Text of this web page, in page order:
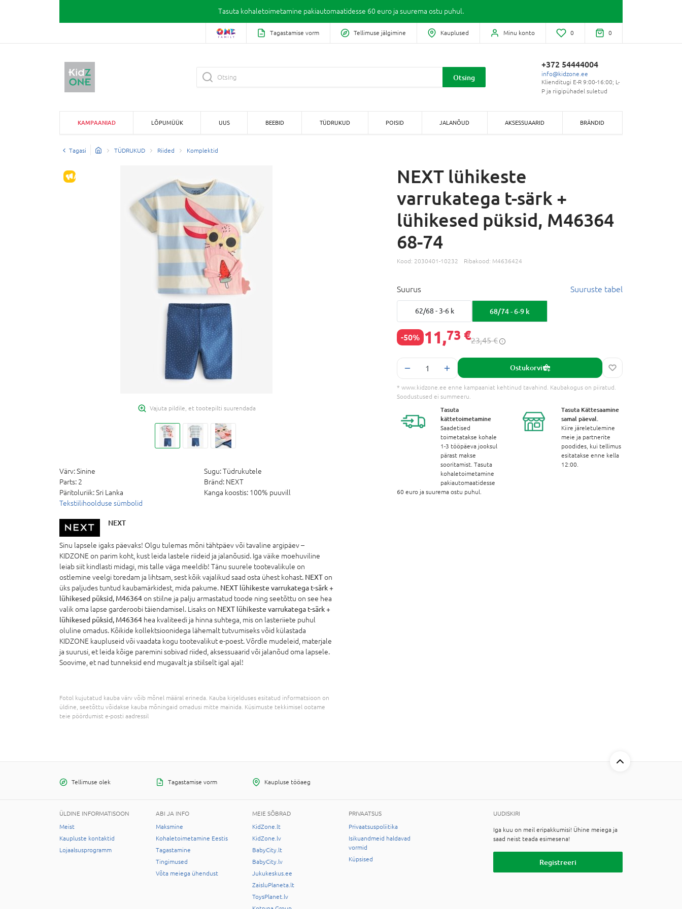
Tasuta kohaletoimetamine pakiautomaatidesse 60 euro ja suurema ostu puhul.
Tagastamise vorm Tellimuse jälgimine Kauplused Minu konto 0 0
Otsing
+372 54444004
info@kidzone.ee
Klienditugi E-R 9:00-16:00; L-
P ja riigipühadel suletud
KAMPAANIAD LÕPUMÜÜK UUS BEEBID TÜDRUKUD POISID JALANÕUD AKSESSUAARID BRÄNDID
Tagasi TÜDRUKUD Riided Komplektid
ALLAHINDLUS
Vajuta pildile, et tootepilti suurendada
Värv:Sinine Sugu:Tüdrukutele
Parts: 2 Bränd: NEXT
Päritoluriik:Sri Lanka Kanga koostis: 100% puuvill
Tekstiilihoolduse sümbolid
NEXT
Sinu lapsele igaks päevaks! Olgu tulemas mõni tähtpäev või tavaline argipäev –
KIDZONE on parim koht, kust leida lastele riideid ja jalanõusid. Iga väike moehuviline
leiab siit kindlasti midagi, mis talle väga meeldib! Tänu suurele tootevalikule on
ostlemine veelgi toredam ja lihtsam, sest kõik vajalikud saad osta ühest kohast. NEXTon
üks paljudes tuntud kaubamärkidest, mida pakume. NEXT lühikeste varrukatega t-särk +
lühikesed püksid, M46364on stiilne ja palju armastatud toode ning seetõttu on see hea
valik oma lapse garderoobi täiendamisel. Lisaks on NEXT lühikeste varrukatega t-särk +
lühikesed püksid, M46364 hea kvaliteedi ja hinna suhtega, mis on lasteriiete puhul
oluline omadus. Kõikide kollektsioonidega lähemalt tutvumiseks võid külastada
KIDZONE kaupluseid või vaadata kogu tootevalikut e-poest. Võrdle mudeleid, materjale
ja suurusi, et leida kõige paremini sobivad riided, aksessuaarid või jalanõud oma lapsele.
Soovime, et nad tunneksid end mugavalt ja stiilselt igal ajal!
Fotol kujutatud kauba värv võib mõnel määral erineda. Kauba kirjelduses esitatud informatsioon on
üldine, seetõttu võidakse kauba mõningaid omadusi mitte mainida. Küsimuste tekkimisel ootame
teie pöördumist e-posti aadressil
NEXT lühikeste
varrukatega t-särk +
lühikesed püksid, M46364
68-74
Kood: 2030401-10232 Ribakood: M4636424
Suurus Suuruste tabel
62/68 - 3-6 k 68/74 - 6-9 k
-50% 11,73 €23,45 €
Ostukorvi
* www.kidzone.ee enne kampaaniat kehtinud tavahind. Kaubakogus on piiratud.
Soodustused ei summeeru.
Tasuta
kättetoimetamine
Saadetised
toimetatakse kohale
1-3 tööpäeva jooksul
pärast makse
sooritamist. Tasuta
kohaletoimetamine
pakiautomaatidesse
60 euro ja suurema ostu puhul.
Tasuta Kättesaamine
samal päeval.
Kiire järeletulemine
meie ja partnerite
poodides, kui tellimus
esitatakse enne kella
12:00.
Tellimuse olek Tagastamise vorm Kaupluse tööaeg
ÜLDINE INFORMATISOON
Meist
Kaupluste kontaktid
Lojaalsusprogramm
ABI JA INFO
Maksmine
Kohaletoimetamine Eestis
Tagastamine
Tingimused
Võta meiega ühendust
MEIE SÕBRAD
KidZone.lt
KidZone.lv
BabyCity.lt
BabyCity.lv
Jukukeskus.ee
ZaisluPlaneta.lt
ToysPlanet.lv
PRIVAATSUS
Privaatsuspoliitika
Isikuandmeid haldavad
vormid
Küpsised
UUDISKIRI
Iga kuu on meil eripakkumisi! Ühine meiega ja
saad neist teada esimesena!
Registreeri